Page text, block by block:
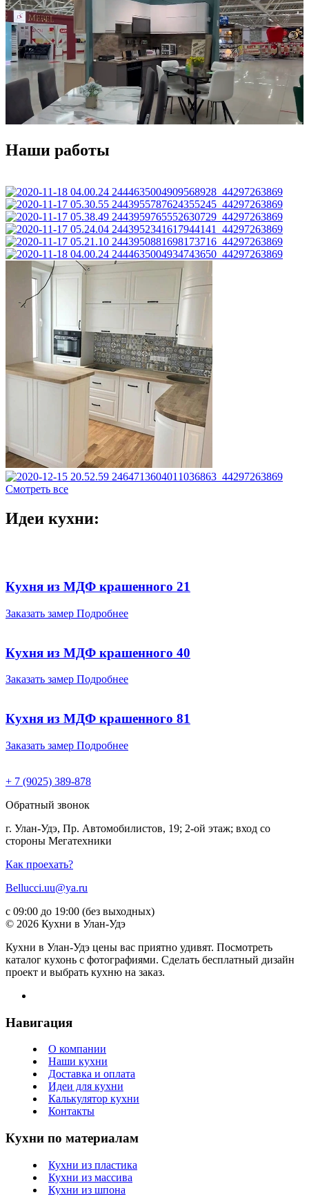
Наши работы
Смотреть все
Идеи кухни:
Кухня из МДФ крашенного 21
Заказать замер Подробнее
Кухня из МДФ крашенного 40
Заказать замер Подробнее
Кухня из МДФ крашенного 81
Заказать замер Подробнее
+ 7 (9025) 389-878
Обратный звонок
г. Улан-Удэ, Пр. Автомобилистов, 19; 2-ой этаж; вход со
стороны Мегатехники
Как проехать?
Bellucci.uu@ya.ru
с 09:00 до 19:00 (без выходных)
© 2026 Кухни в Улан-Удэ
Кухни в Улан-Удэ цены вас приятно удивят. Посмотреть
каталог кухонь с фотографиями. Сделать бесплатный дизайн
проект и выбрать кухню на заказ.
Навигация
О компании
Наши кухни
Доставка и оплата
Идеи для кухни
Калькулятор кухни
Контакты
Кухни по материалам
Кухни из пластика
Кухни из массива
Кухни из шпона